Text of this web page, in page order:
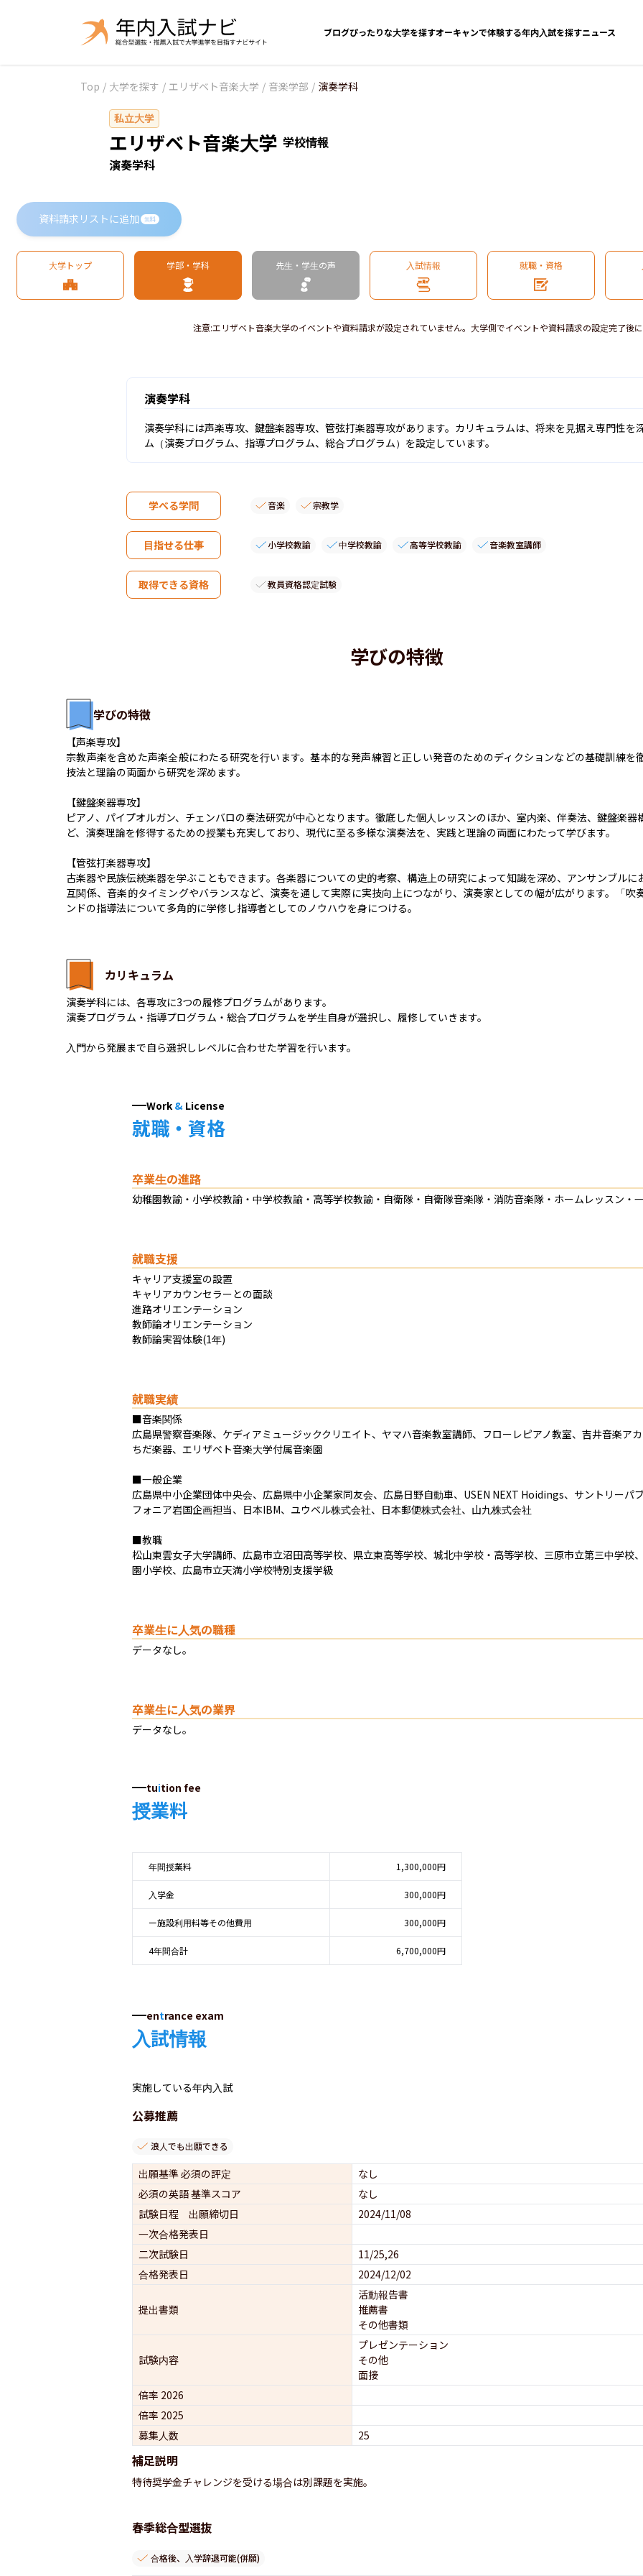
ブログぴったりな大学を探すオーキャンで体験する年内入試を探すニュース
Top / 大学を探す / エリザベト音楽大学 / 音楽学部 / 演奏学科
私立大学
エリザベト音楽大学 学校情報
演奏学科
資料請求リストに追加 無料
大学トップ 学部・学科 先生・学生の声 入試情報 就職・資格
注意:エリザベト音楽大学のイベントや資料請求が設定されていません。大学側でイベントや資料請求の設定完了後
演奏学科
演奏学科には声楽専攻、鍵盤楽器専攻、管弦打楽器専攻があります。カリキュラムは、将来を見据え専門性を
ム（演奏プログラム、指導プログラム、総合プログラム）を設定しています。
学べる学問 音楽 宗教学
目指せる仕事 小学校教諭 中学校教諭 高等学校教諭 音楽教室講師
取得できる資格 教員資格認定試験
学びの特徴
学びの特徴
【声楽専攻】
宗教声楽を含めた声楽全般にわたる研究を行います。基本的な発声練習と正しい発音のためのディクションなどの基礎訓練を
技法と理論の両面から研究を深めます。
【鍵盤楽器専攻】
ピアノ、パイプオルガン、チェンバロの奏法研究が中心となります。徹底した個人レッスンのほか、室内楽、伴奏法、鍵盤楽器
ど、演奏理論を修得するための授業も充実しており、現代に至る多様な演奏法を、実践と理論の両面にわたって学びます。
【管弦打楽器専攻】
古楽器や民族伝統楽器を学ぶこともできます。各楽器についての史的考察、構造上の研究によって知識を深め、アンサンブルに
互関係、音楽的タイミングやバランスなど、演奏を通して実際に実技向上につながり、演奏家としての幅が広がります。「吹
ンドの指導法について多角的に学修し指導者としてのノウハウを身につける。
カリキュラム
演奏学科には、各専攻に3つの履修プログラムがあります。
演奏プログラム・指導プログラム・総合プログラムを学生自身が選択し、履修していきます。
入門から発展まで自ら選択しレベルに合わせた学習を行います。
Work & License
就職・資格
卒業生の進路
幼稚園教諭・小学校教諭・中学校教諭・高等学校教諭・自衛隊・自衛隊音楽隊・消防音楽隊・ホームレッスン・
就職支援
キャリア支援室の設置
キャリアカウンセラーとの面談
進路オリエンテーション
教師論オリエンテーション
教師論実習体験(1年)
就職実績
■音楽関係
広島県警察音楽隊、ケディアミュージッククリエイト、ヤマハ音楽教室講師、フローレピアノ教室、吉井音楽ア
ちだ楽器、エリザベト音楽大学付属音楽園
■一般企業
広島県中小企業団体中央会、広島県中小企業家同友会、広島日野自動車、USEN NEXT Hoidings、サントリーパ
フォニア岩国企画担当、日本IBM、ユウベル株式会社、日本郵便株式会社、山九株式会社
■教職
松山東雲女子大学講師、広島市立沼田高等学校、県立東高等学校、城北中学校・高等学校、三原市立第三中学校
園小学校、広島市立天満小学校特別支援学級
卒業生に人気の職種
データなし。
卒業生に人気の業界
データなし。
tuition fee
授業料
年間授業料 1,300,000円
入学金 300,000円
ー施設利用料等その他費用 300,000円
4年間合計 6,700,000円
entrance exam
入試情報
実施している年内入試
公募推薦
浪人でも出願できる
出願基準 必須の評定
なし
必須の英語 基準スコア
なし
試験日程 出願締切日
2024/11/08
一次合格発表日
二次試験日
11/25,26
合格発表日
2024/12/02
提出書類
活動報告書
推薦書
その他書類
試験内容
プレゼンテーション
その他
面接
倍率 2026
倍率 2025
募集人数
25
補足説明
特待奨学金チャレンジを受ける場合は別課題を実施。
春季総合型選抜
合格後、入学辞退可能(併願)